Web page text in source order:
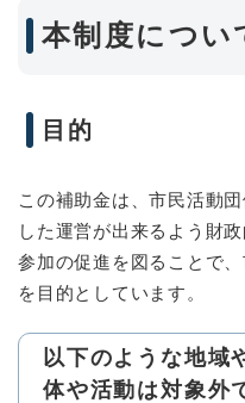
本制度につい
目的
この補助金は、市民活動
した運営が出来るよう財
参加の促進を図ることで
を目的としています。
以下のような地域
体や活動は対象外